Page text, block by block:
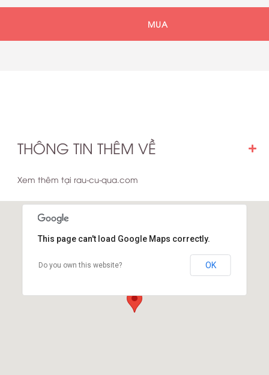
MUA
THÔNG TIN THÊM VỀ
Xem thêm tại rau-cu-qua.com
Kho vuonrau.com Q1
This page can't load Google Maps correctly.
Do you own this website? OK